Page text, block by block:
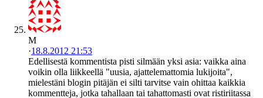
M
·18.8.2012 21:53
Edellisestä kommentista pisti silmään yksi asia: vaikka aina
voikin olla liikkeellä "uusia, ajattelemattomia lukijoita",
mielestäni blogin pitäjän ei silti tarvitse vain ohittaa kaikkia
kommentteja, jotka tahallaan tai tahattomasti ovat ristiriitassa